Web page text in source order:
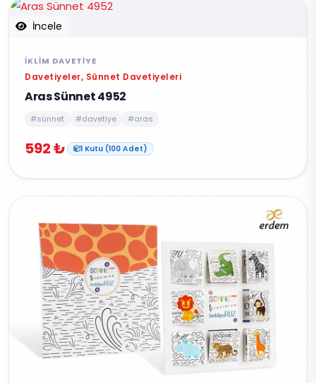
İncele
İKLIM DAVETIYE
Davetiyeler, Sünnet Davetiyeleri
Aras Sünnet 4952
#sünnet #davetiye #aras
592 ₺ 1 Kutu (100 Adet)